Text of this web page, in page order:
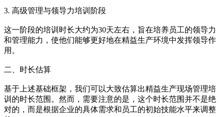
3. 高级管理与领导力培训阶段
这一阶段的培训时长大约为30天左右，旨在培养员工的领导力
和管理能力，使他们能够更好地在精益生产环境中发挥领导作
用。
二、时长估算
基于上述基础框架，我们可以大致估算出精益生产现场管理培
训的时长范围。然而，需要注意的是，这个时长范围并不是绝
对的，而是根据企业的具体需求和员工的初始技能水平来调整